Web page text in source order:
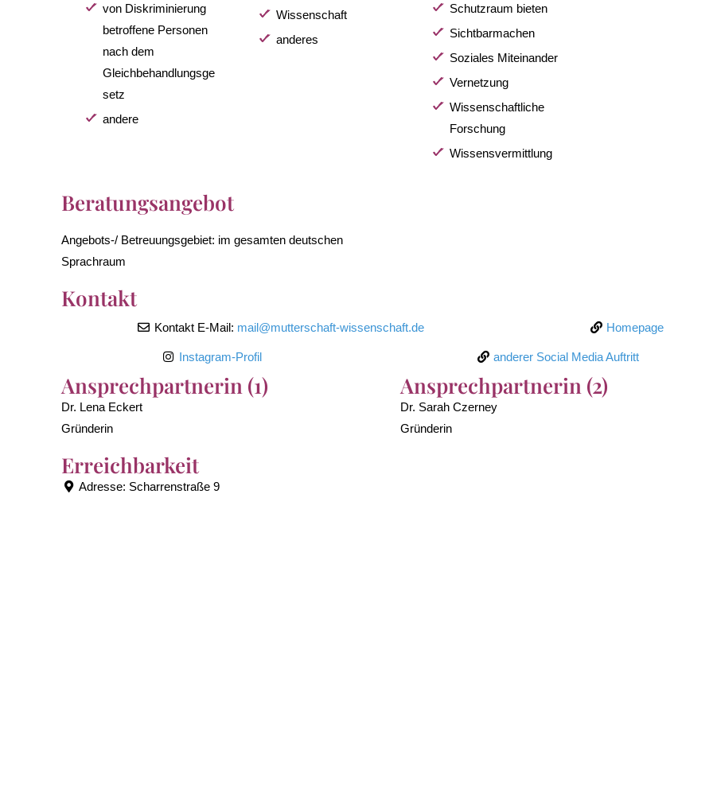
von Diskriminierung
betroffene Personen
nach dem
Gleichbehandlungsge
setz
andere
Wissenschaft
anderes
Schutzraum bieten
Sichtbarmachen
Soziales Miteinander
Vernetzung
Wissenschaftliche
Forschung
Wissensvermittlung
Beratungsangebot
Angebots-/ Betreuungsgebiet: im gesamten deutschen
Sprachraum
Kontakt
Kontakt E-Mail: mail@mutterschaft-wissenschaft.de Homepage
Instagram-Profil anderer Social Media Auftritt
Ansprechpartnerin (1)
Dr. Lena Eckert
Gründerin
Ansprechpartnerin (2)
Dr. Sarah Czerney
Gründerin
Erreichbarkeit
Adresse: Scharrenstraße 9